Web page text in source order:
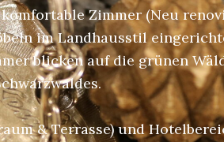
Zimmer (Neu
im Landhausstil
blicken auf die grünen
& Terrasse) und